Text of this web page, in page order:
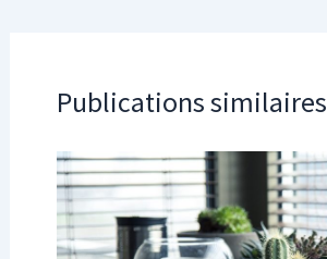
Publications similaires